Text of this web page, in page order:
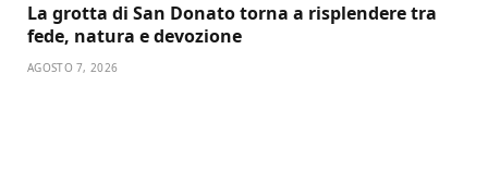
La grotta di San Donato torna a risplendere tra
fede, natura e devozione
AGOSTO 7, 2026